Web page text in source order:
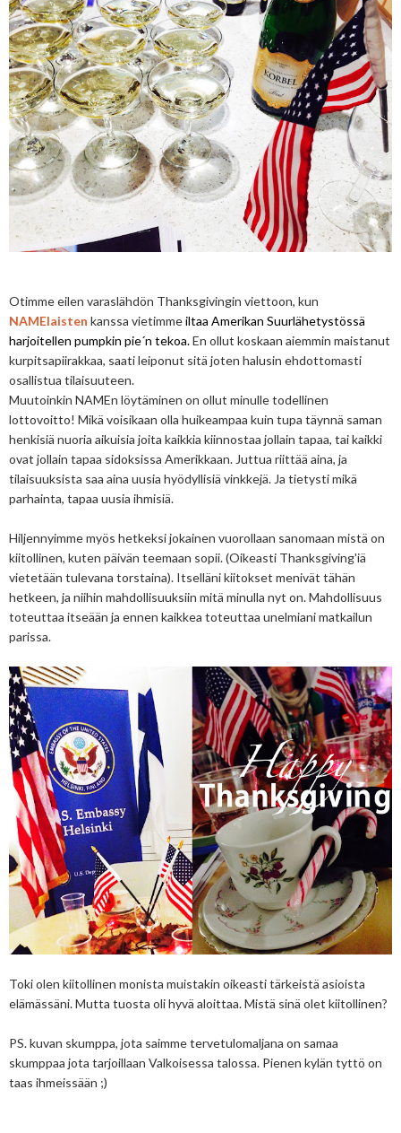
Otimme eilen varaslähdön Thanksgivingin viettoon, kun
NAMElaisten kanssa vietimmeiltaa Amerikan Suurlähetystössä
harjoitellen pumpkin pie´n tekoa.En ollut koskaan aiemmin maistanut
kurpitsapiirakkaa, saati leiponut sitä joten halusin ehdottomasti
osallistua tilaisuuteen.
Muutoinkin NAMEn löytäminen on ollut minulle todellinen
lottovoitto! Mikä voisikaan olla huikeampaa kuin tupa täynnä saman
henkisiä nuoria aikuisia joita kaikkia kiinnostaa jollain tapaa, tai kaikki
ovat jollain tapaa sidoksissa Amerikkaan. Juttua riittää aina, ja
tilaisuuksista saa aina uusia hyödyllisiä vinkkejä. Ja tietysti mikä
parhainta, tapaa uusia ihmisiä.
Hiljennyimme myös hetkeksi jokainen vuorollaan sanomaan mistä on
kiitollinen, kuten päivän teemaan sopii. (Oikeasti Thanksgiving'iä
vietetään tulevana torstaina). Itselläni kiitokset menivät tähän
hetkeen, ja niihin mahdollisuuksiin mitä minulla nyt on. Mahdollisuus
toteuttaa itseään ja ennen kaikkea toteuttaa unelmiani matkailun
parissa.
Toki olen kiitollinen monista muistakin oikeasti tärkeistä asioista
elämässäni. Mutta tuosta oli hyvä aloittaa. Mistä sinä olet kiitollinen?
PS. kuvan skumppa, jota saimme tervetulomaljana on samaa
skumppaa jota tarjoillaan Valkoisessa talossa. Pienen kylän tyttö on
taas ihmeissään ;)